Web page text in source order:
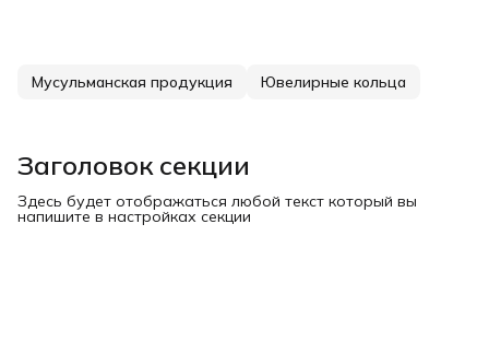
Мусульманская продукция Ювелирные кольца
Заголовок секции
Здесь будет отображаться любой текст который вы
напишите в настройках секции